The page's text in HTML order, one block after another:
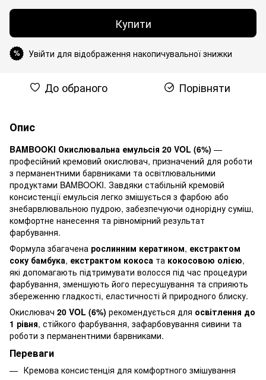
Купити
% Увійти для відображення накопичувальної знижки
До обраного Порівняти
Опис
BAMBOOKI Окислювальна емульсія 20 VOL (6%) —
професійний кремовий окислювач, призначений для роботи
з перманентними барвниками та освітлювальними
продуктами BAMBOOKI. Завдяки стабільній кремовій
консистенції емульсія легко змішується з фарбою або
знебарвлювальною пудрою, забезпечуючи однорідну суміш,
комфортне нанесення та рівномірний результат
фарбування.
Формула збагачена рослинним кератином, екстрактом
соку бамбука, екстрактом кокоса та кокосовою олією,
які допомагають підтримувати волосся під час процедури
фарбування, зменшують його пересушування та сприяють
збереженню гладкості, еластичності й природного блиску.
Окислювач 20 VOL (6%) рекомендується для освітлення до
1 рівня, стійкого фарбування, зафарбовування сивини та
роботи з перманентними барвниками.
Переваги
Кремова консистенція для комфортного змішування